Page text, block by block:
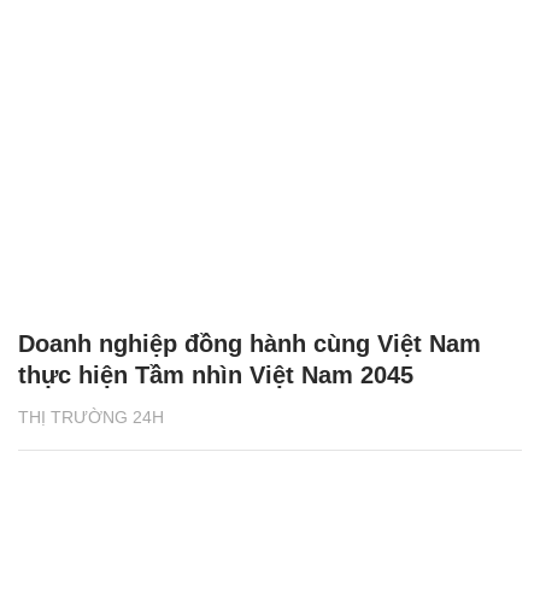
THỊ TRƯỜNG 24H
Doanh nghiệp đồng hành cùng Việt Nam
thực hiện Tầm nhìn Việt Nam 2045